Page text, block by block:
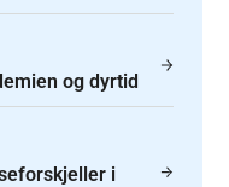
og dyrtid
i